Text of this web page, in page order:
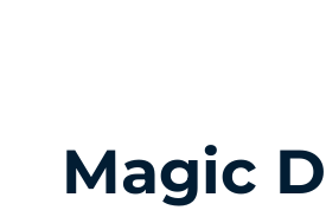
Magic